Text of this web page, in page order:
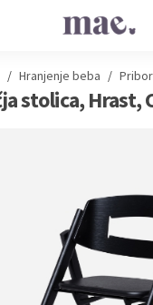
/ Hranjenje beba /
stolica, Hrast,